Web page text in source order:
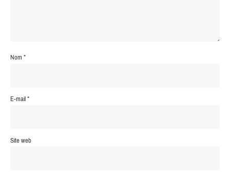
Nom*
E-mail*
Site web